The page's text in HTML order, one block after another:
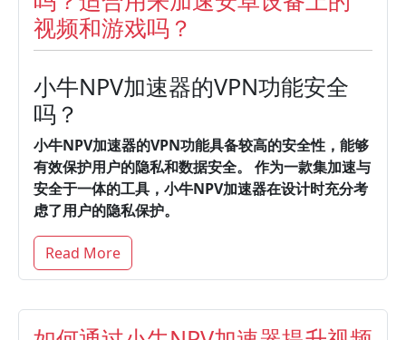
视频和游戏吗？
小牛NPV加速器的VPN功能安全
吗？
小牛NPV加速器的VPN功能具备较高的安全性，能够
有效保护用户的隐私和数据安全。
作为一款集加速与
安全于一体的工具，小牛NPV加速器在设计时充分考
虑了用户的隐私保护。
Read More